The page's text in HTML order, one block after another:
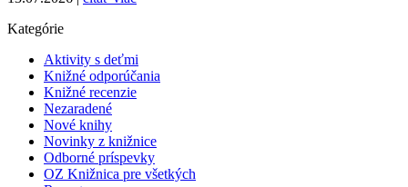
Kategórie
Aktivity s deťmi
Knižné odporúčania
Knižné recenzie
Nezaradené
Nové knihy
Novinky z knižnice
Odborné príspevky
OZ Knižnica pre všetkých